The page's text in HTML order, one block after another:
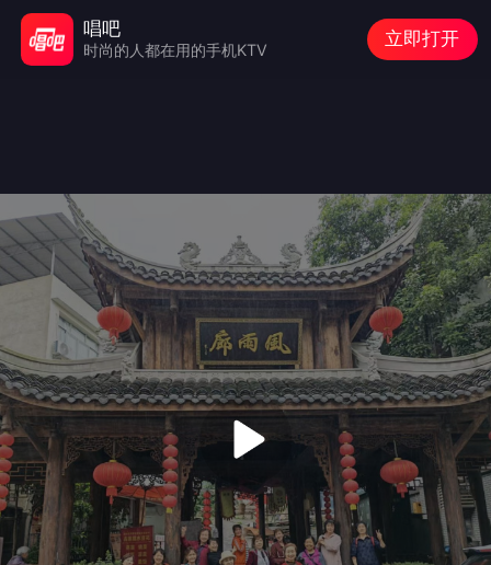
唱吧
时尚的人都在用的手机KTV
立即打开